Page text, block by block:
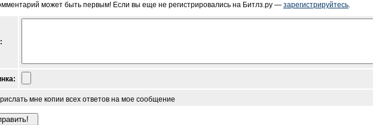
может быть первым! Если вы еще не регистрировались на Битлз.ру — зарегистрируйтесь.
мне копии всех ответов на мое сообщение